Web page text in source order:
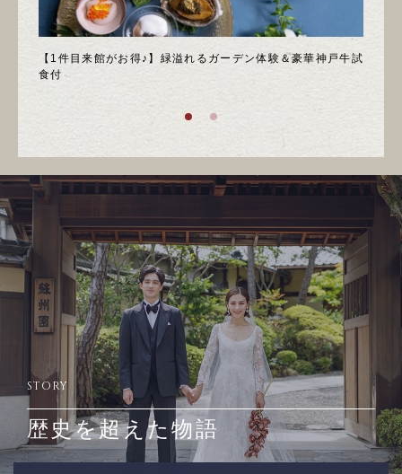
【1件目来館がお得♪】緑溢れるガーデン体験＆豪華神戸牛試
食付
STORY
歴史を超えた物語